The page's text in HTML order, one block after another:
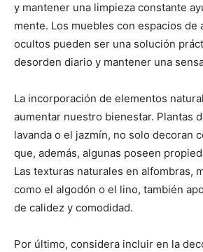
y mantener una limpieza constante
mente. Los muebles con espacios de
ocultos pueden ser una solución
desorden diario y mantener una
La incorporación de elementos
aumentar nuestro bienestar. Plantas
lavanda o el jazmín, no solo decoran
que, además, algunas poseen
Las texturas naturales en alfombras,
como el algodón o el lino, también
de calidez y comodidad.
Por último, considera incluir en la